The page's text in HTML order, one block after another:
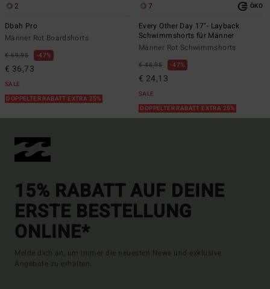
2
Dbah Pro
Männer Rot Boardshorts
€ 69,95 47%
€ 36,73
SALE
DOPPELTER RABATT EXTRA 25%
7 ÖKO
Every Other Day 17"- Layback
Schwimmshorts für Männer
Männer Rot Schwimmshorts
€ 45,95 47%
€ 24,13
SALE
DOPPELTER RABATT EXTRA 25%
15% RABATT AUF DEINE
ERSTE BESTELLUNG
ONLINE*
Melde dich an, um immer die neuesten News und exklusive
Angebote zu erhalten.